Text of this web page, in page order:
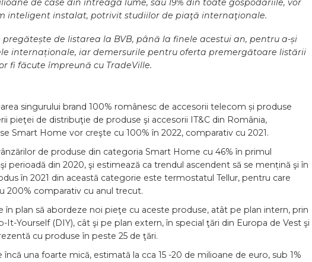
de case din întreaga lume, sau 19% din toate gospodăriile, vor
inteligent instalat, potrivit studiilor de piaţă internaţionale.
de listarea la BVB, până la finele acestui an, pentru a-și
internaționale, iar demersurile pentru oferta premergătoare listării
fi făcute împreună cu TradeVille.
singurului brand 100% românesc de accesorii telecom și produse
pieţei de distribuţie de produse şi accesorii IT&C din România,
Smart Home vor creşte cu 100% în 2022, comparativ cu 2021.
de produse din categoria Smart Home cu 46% în primul
perioadă din 2020, şi estimează ca trendul ascendent să se mențină şi în
în 2021 din această categorie este termostatul Tellur, pentru care
200% comparativ cu anul trecut.
în plan să abordeze noi pieţe cu aceste produse, atât pe plan intern, prin
Yourself (DIY), cât şi pe plan extern, în special ţări din Europa de Vest şi
cu produse în peste 25 de ţări.
una foarte mică, estimată la cca 15 -20 de milioane de euro, sub 1%